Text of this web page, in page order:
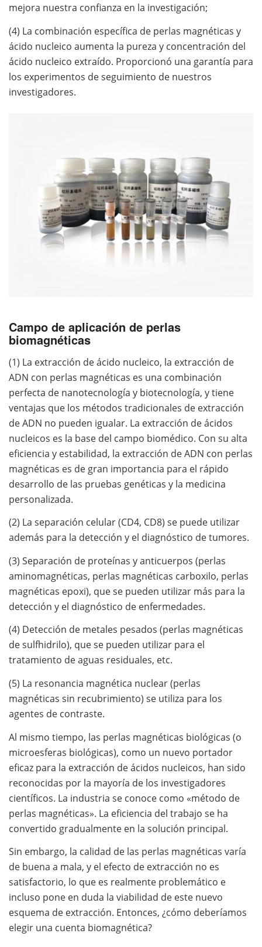
mejora nuestra confianza en la investigación;
(4) La combinación específica de perlas magnéticas y
ácido nucleico aumenta la pureza y concentración del
ácido nucleico extraído. Proporcionó una garantía para
los experimentos de seguimiento de nuestros
investigadores.
Campo de aplicación de perlas
biomagnéticas
(1) La extracción de ácido nucleico, la extracción de
ADN con perlas magnéticas es una combinación
perfecta de nanotecnología y biotecnología, y tiene
ventajas que los métodos tradicionales de extracción
de ADN no pueden igualar. La extracción de ácidos
nucleicos es la base del campo biomédico. Con su alta
eficiencia y estabilidad, la extracción de ADN con perlas
magnéticas es de gran importancia para el rápido
desarrollo de las pruebas genéticas y la medicina
personalizada.
(2) La separación celular (CD4, CD8) se puede utilizar
además para la detección y el diagnóstico de tumores.
(3) Separación de proteínas y anticuerpos (perlas
aminomagnéticas, perlas magnéticas carboxilo, perlas
magnéticas epoxi), que se pueden utilizar más para la
detección y el diagnóstico de enfermedades.
(4) Detección de metales pesados ​​(perlas magnéticas
de sulfhidrilo), que se pueden utilizar para el
tratamiento de aguas residuales, etc.
(5) La resonancia magnética nuclear (perlas
magnéticas sin recubrimiento) se utiliza para los
agentes de contraste.
Al mismo tiempo, las perlas magnéticas biológicas (o
microesferas biológicas), como un nuevo portador
eficaz para la extracción de ácidos nucleicos, han sido
reconocidas por la mayoría de los investigadores
científicos. La industria se conoce como «método de
perlas magnéticas». La eficiencia del trabajo se ha
convertido gradualmente en la solución principal.
Sin embargo, la calidad de las perlas magnéticas varía
de buena a mala, y el efecto de extracción no es
satisfactorio, lo que es realmente problemático e
incluso pone en duda la viabilidad de este nuevo
esquema de extracción. Entonces, ¿cómo deberíamos
elegir una cuenta biomagnética?